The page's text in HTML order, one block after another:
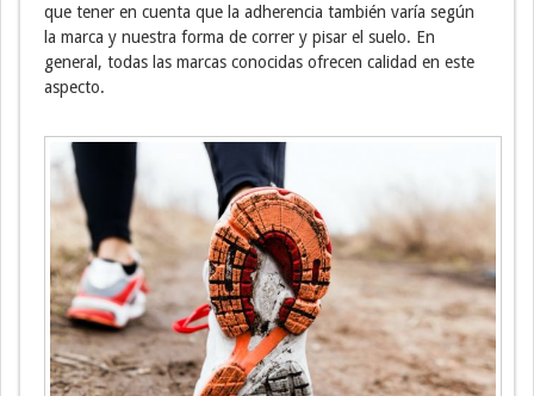
que tener en cuenta que la adherencia también varía según
la marca y nuestra forma de correr y pisar el suelo. En
general, todas las marcas conocidas ofrecen calidad en este
aspecto.